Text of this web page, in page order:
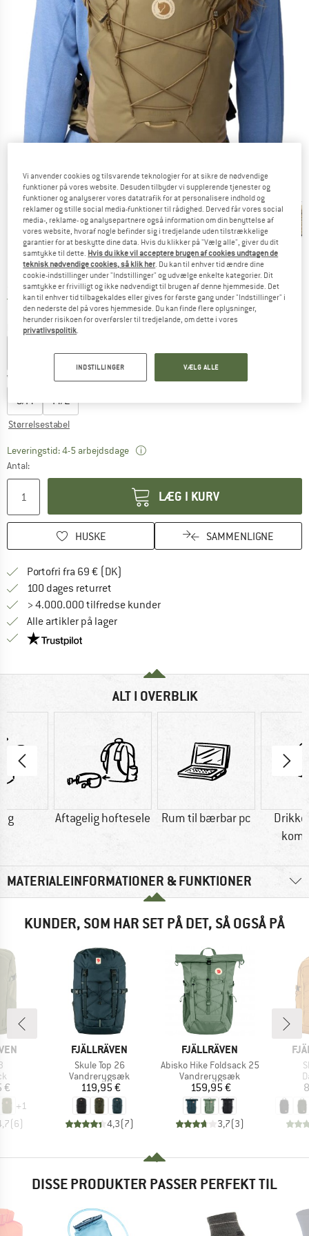
Detaljevisning
Pris:
179,95€ inkl. moms.
KR1.345,22
Gratis forsendelse(DK)Danmark. Oplysninger om
Farve:Clay
Vælg en størrelse:
S/M M/L
Størrelsestabel
Leveringstid: 4-5 arbejdsdage
Antal:
LÆG I KURV
HUSKE SAMMENLIGNE
Portofri fra 69 € (DK)
100 dages returret
> 4.000.000 tilfredse kunder
Alle artikler på lager
Vi er Trustpilot-certificeret - oplysningerne får du
ALT I OVERBLIK
g Aftagelig hoftesele Rum til bærbar pc
MATERIALEINFORMATIONER & FUNKTIONER
KUNDER, SOM HAR SET PÅ DET, SÅ OGSÅ PÅ
€
+1
(6)
MÆRKE
FJÄLLRÄVEN
Artikel
Skule Top 26
Produktgruppe
Vandrerygsæk
Pris
119,95 €
4,3(7)
MÆRKE
FJÄLLRÄVEN
Artikel
Abisko Hike Foldsack 25
Produktgruppe
Vandrerygsæk
Pris
159,95 €
3,7(3)
DISSE PRODUKTER PASSER PERFEKT TIL
Vi anvender cookies og tilsvarende teknologier for at sikre de nødvendige
funktioner på vores website. Desuden tilbyder vi supplerende tjenester og
funktioner og analyserer vores datatrafik for at personalisere indhold og
reklamer og stille social media-funktioner til rådighed. Derved får vores social
media-, reklame- og analysepartnere også information om din benyttelse af
vores website, hvoraf nogle befinder sig i tredjelande uden tilstrækkelige
garantier for at beskytte dine data. Hvis du klikker på "Vælg alle", giver du dit
samtykke til dette. Hvis du ikke vil acceptere brugen af cookies undtagen de
teknisk nødvendige cookies, så klik her. Du kan til enhver tid ændre dine
cookie-indstillinger under "Indstillinger" og udvælge enkelte kategorier. Dit
samtykke er frivilligt og ikke nødvendigt til brugen af denne hjemmeside. Det
kan til enhver tid tilbagekaldes eller gives for første gang under "Indstillinger" i
den nederste del på vores hjemmeside. Du kan finde flere oplysninger,
herunder risikoen for overførsler til tredjelande, om dette i vores
privatlivspolitik.
INDSTILLINGER VÆLG ALLE